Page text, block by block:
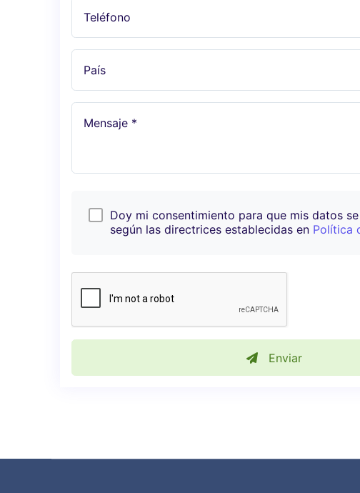
Teléfono
País
Mensaje *
Doy mi consentimiento para que mis datos
según las directrices establecidas en Política
Enviar